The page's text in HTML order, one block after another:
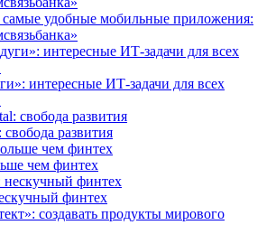
самые удобные мобильные приложения:
интересные ИТ-задачи для всех
развития
чем финтех
финтех